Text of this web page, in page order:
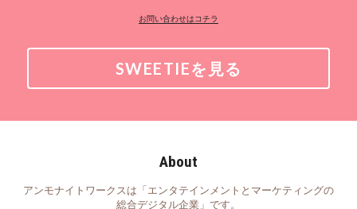
お問い合わせはコチラ
SWEETIEを見る
About
アンモナイトワークスは「エンタテインメントとマーケティングの
総合デジタル企業」です。